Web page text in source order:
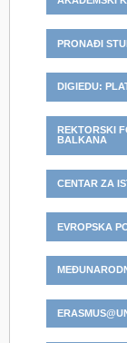
PRONAĐI
DIGIEDU:
REKTORSKI
BALKANA
CENTAR ZA
EVROPSKA